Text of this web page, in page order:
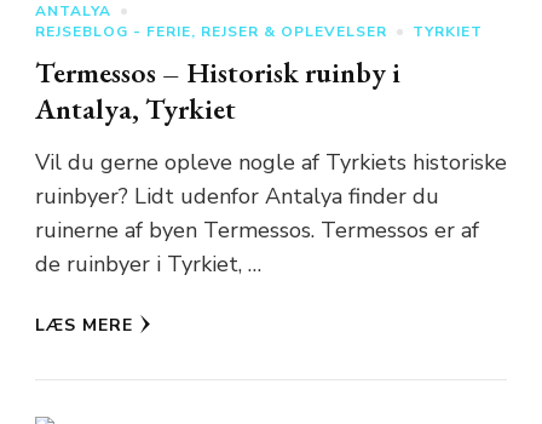
ANTALYA
REJSEBLOG - FERIE, REJSER & OPLEVELSER
TYRKIET
Termessos – Historisk ruinby i
Antalya, Tyrkiet
Vil du gerne opleve nogle af Tyrkiets historiske
ruinbyer? Lidt udenfor Antalya finder du
ruinerne af byen Termessos. Termessos er af
de ruinbyer i Tyrkiet, …
LÆS MERE